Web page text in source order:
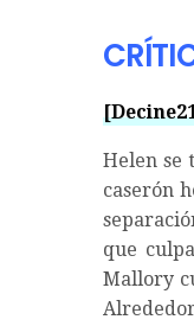
Helen se
caserón
que
Mallory